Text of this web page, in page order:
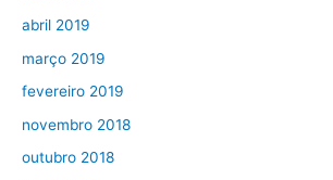
abril 2019
março 2019
fevereiro 2019
novembro 2018
outubro 2018